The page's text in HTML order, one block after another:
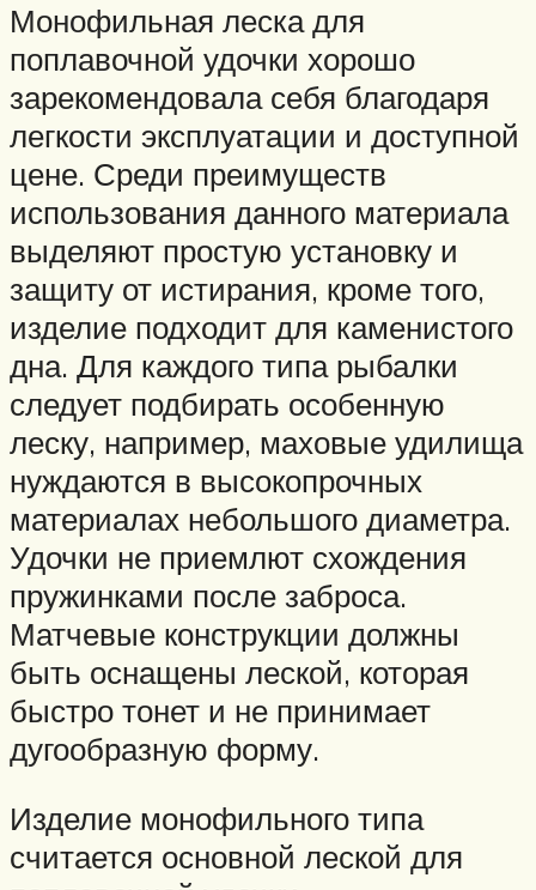
Монофильная леска для
поплавочной удочки хорошо
зарекомендовала себя благодаря
легкости эксплуатации и доступной
цене. Среди преимуществ
использования данного материала
выделяют простую установку и
защиту от истирания, кроме того,
изделие подходит для каменистого
дна. Для каждого типа рыбалки
следует подбирать особенную
леску, например, маховые удилища
нуждаются в высокопрочных
материалах небольшого диаметра.
Удочки не приемлют схождения
пружинками после заброса.
Матчевые конструкции должны
быть оснащены леской, которая
быстро тонет и не принимает
дугообразную форму.
Изделие монофильного типа
считается основной леской для